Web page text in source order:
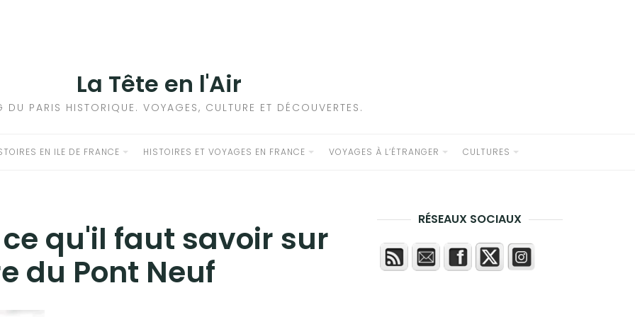
La Tête en l'Air
DU PARIS HISTORIQUE. VOYAGES, CULTURE ET DÉCOUVERTES.
EN ILE DE FRANCE HISTOIRES ET VOYAGES EN FRANCE VOYAGES À L’ÉTRANGER CULTURES
qu'il faut savoir sur
du Pont Neuf
RÉSEAUX SOCIAUX